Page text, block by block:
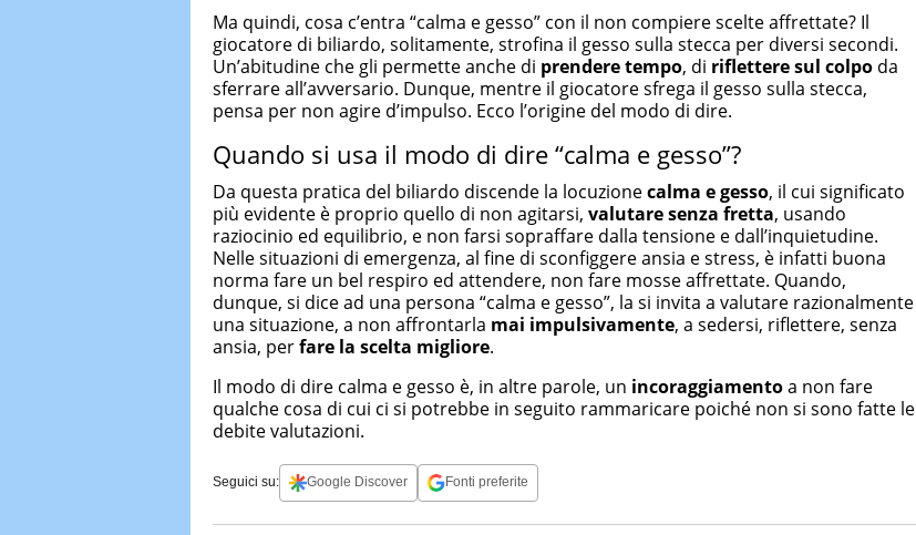
Ma quindi, cosa c’entra “calma e gesso” con il non compiere scelte affrettate? Il
giocatore di biliardo, solitamente, strofina il gesso sulla stecca per diversi secondi.
Un’abitudine che gli permette anche di prendere tempo, di riflettere sul colpo da
sferrare all’avversario. Dunque, mentre il giocatore sfrega il gesso sulla stecca,
pensa per non agire d’impulso. Ecco l’origine del modo di dire.
Quando si usa il modo di dire “calma e gesso”?
Da questa pratica del biliardo discende la locuzionecalma e gesso, il cui significato
più evidente è proprio quello di non agitarsi, valutare senza fretta, usando
raziocinio ed equilibrio, e non farsi sopraffare dalla tensione e dall’inquietudine.
Nelle situazioni di emergenza, al fine di sconfiggere ansia e stress, è infatti buona
norma fare un bel respiro ed attendere, non fare mosse affrettate. Quando,
dunque, si dice ad una persona “calma e gesso”, la si invita a valutare razionalmente
una situazione, a non affrontarla mai impulsivamente, a sedersi, riflettere, senza
ansia, perfare la scelta migliore.
Il modo di dire calma e gesso è, in altre parole, un incoraggiamentoa non fare
qualche cosa di cui ci si potrebbe in seguito rammaricare poiché non si sono fatte le
debite valutazioni.
Seguici su: Google Discover Fonti preferite